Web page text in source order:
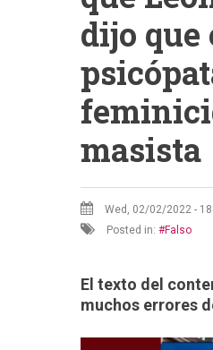
dijo que
masista
Wed, 02/02/2022 -
Posted in:
Falso
El texto del
muchos errores